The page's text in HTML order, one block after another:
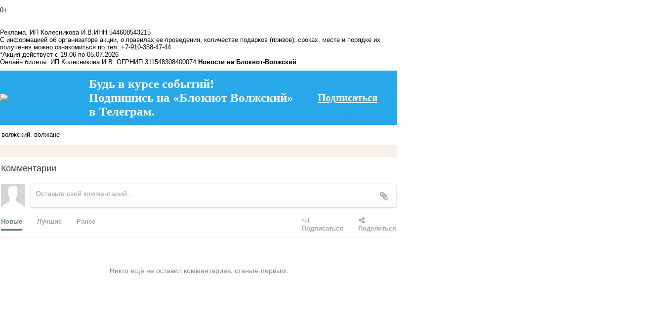
0+
Реклама. ИП Колесникова И.В.ИНН 544608543215
С информацией об организаторе акции, о правилах ее проведения, количестве подарков (призов), сроках, месте и порядке их
получения можно ознакомиться по тел: +7-910-358-47-44
*Акция действует с 19.06 по 05.07.2026
Онлайн билеты: ИП Колесникова И.В. ОГРНИП 311548308400074 Новости на Блoкнoт-Волжский
Будь в курсе событий!
Подпишись на «Блокнот Волжский»
в Телеграм.
Подписаться
волжский. волжане
Комментарии
Новые Лучшие Ранее
Подписаться Поделиться
Никто ещё не оставил комментариев, станьте первым.